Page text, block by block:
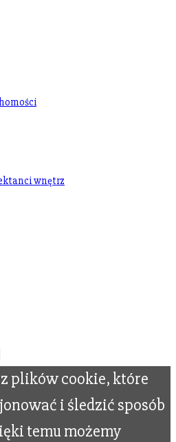
wnętrz
plików cookie, które
i śledzić sposób
temu możemy